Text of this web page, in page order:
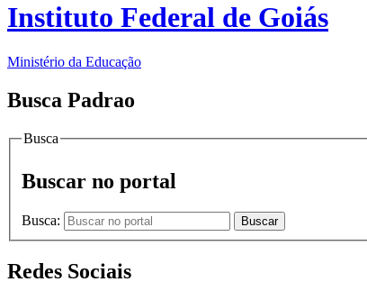
Instituto Federal de Goiás
Ministério da Educação
Busca Padrao
Busca
Buscar no portal
Busca: Buscar
Redes Sociais